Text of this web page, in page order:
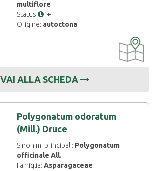
multiflore
Status
:+
Origine: autoctona
DISPONIBILE
VAI ALLA SCHEDA
Polygonatum odoratum
(Mill.) Druce
Sinonimi principali: Polygonatum
officinale All.
Famiglia:Asparagaceae